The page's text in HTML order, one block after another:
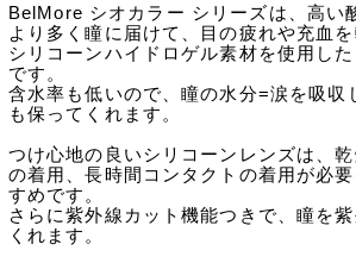
BelMore シオカラー シリーズは、高い
より多く瞳に届けて、目の疲れや充血を
シリコーンハイドロゲル素材を使用し
です。
含水率も低いので、瞳の水分=涙を吸収
も保ってくれます。
つけ心地の良いシリコーンレンズは、
の着用、長時間コンタクトの着用が必
すめです。
さらに紫外線カット機能つきで、瞳を
くれます。